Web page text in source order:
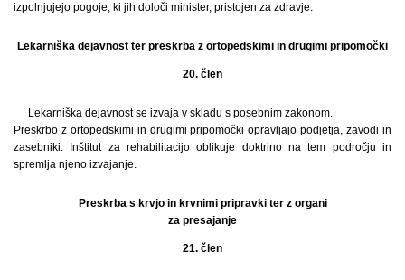
izpolnjujejo pogoje, ki jih določi minister, pristojen za zdravje.
Lekarniška dejavnost ter preskrba z ortopedskimi in drugimi pripomočki
20. člen
Lekarniška dejavnost se izvaja v skladu s posebnim zakonom.
Preskrbo z ortopedskimi in drugimi pripomočki opravljajo podjetja, zavodi in
zasebniki. Inštitut za rehabilitacijo oblikuje doktrino na tem področju in
spremlja njeno izvajanje.
Preskrba s krvjo in krvnimi pripravki ter z organi
za presajanje
21. člen